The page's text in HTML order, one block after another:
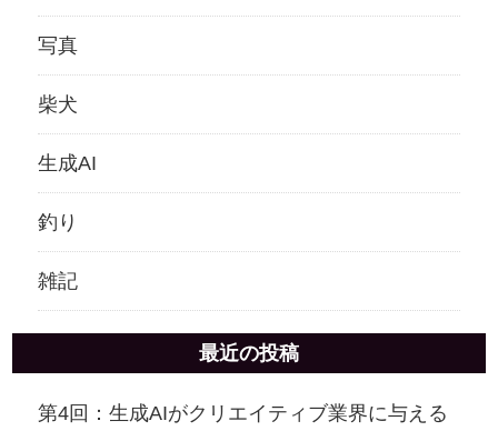
写真
柴犬
生成AI
釣り
雑記
最近の投稿
第4回：生成AIがクリエイティブ業界に与える